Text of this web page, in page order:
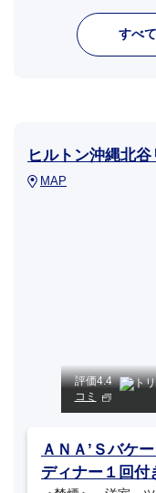
すべ
ヒルトン沖縄北谷
MAP
評価4.4
コミ
ＡＮＡ’Ｓバケ
ディナー１回付